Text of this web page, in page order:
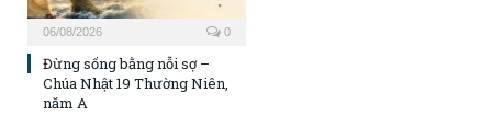
06/08/2026 0
Đừng sống bằng nỗi sợ –
Chúa Nhật 19 Thường Niên,
năm A